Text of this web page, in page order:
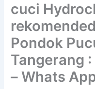
cuci
Pondok
Tangerang
– Whats